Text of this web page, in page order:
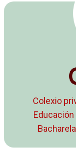
Colexio
Educación